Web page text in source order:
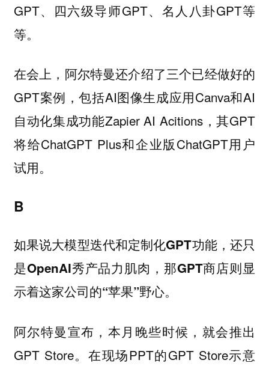
GPT、四六级导师GPT、名人八卦GPT等
等。
在会上，阿尔特曼还介绍了三个已经做好的
GPT案例，包括AI图像生成应用Canva和AI
自动化集成功能Zapier AI Acitions，其GPT
将给ChatGPT Plus和企业版ChatGPT用户
试用。
B
如果说大模型迭代和定制化GPT功能，还只
是OpenAI秀产品力肌肉，那GPT商店则显
示着这家公司的“苹果”野心。
阿尔特曼宣布，本月晚些时候，就会推出
GPT Store。在现场PPT的GPT Store示意